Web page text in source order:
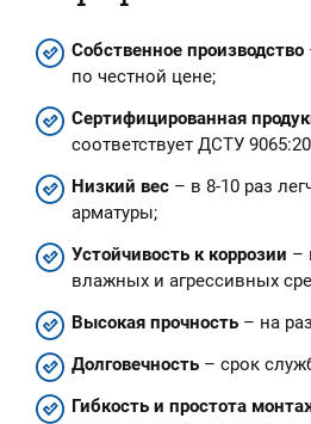
Собственное производство
по честной цене;
Сертифицированная
соответствует ДСТУ
Низкий вес – в 8-10 раз
арматуры;
Устойчивость к коррозии –
влажных и агрессивных
Высокая прочность – на
Долговечность – срок
Гибкость и простота